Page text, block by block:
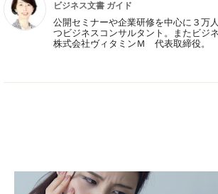
ビジネス文書 ガイド
公開セミナーや企業研修を中心に３万
つビジネスコンサルタント。またビジ
株式会社ヴィタミンＭ 代表取締役。